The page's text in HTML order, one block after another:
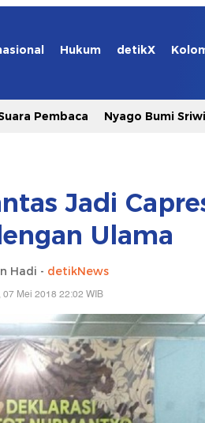
Hukum detikX
Pembaca Nyago Bumi
Jadi
Ulama
Hadi - detikNews
07 Mei 2018 22:02 WIB